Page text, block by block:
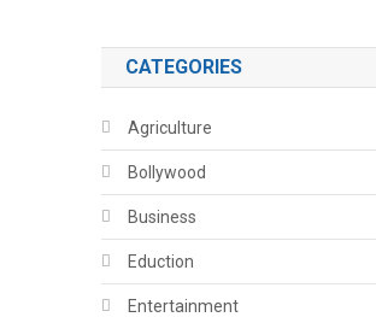
CATEGORIES
Agriculture
Bollywood
Business
Eduction
Entertainment